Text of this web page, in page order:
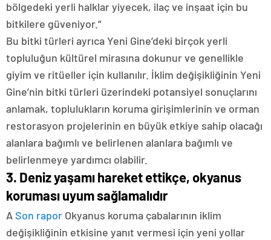
bölgedeki yerli halklar yiyecek, ilaç ve inşaat için bu
bitkilere güveniyor.”
Bu bitki türleri ayrıca Yeni Gine’deki birçok yerli
topluluğun kültürel mirasına dokunur ve genellikle
giyim ve ritüeller için kullanılır. İklim değişikliğinin Yeni
Gine’nin bitki türleri üzerindeki potansiyel sonuçlarını
anlamak, toplulukların koruma girişimlerinin ve orman
restorasyon projelerinin en büyük etkiye sahip olacağı
alanlara bağımlı ve belirlenen alanlara bağımlı ve
belirlenmeye yardımcı olabilir.
3. Deniz yaşamı hareket ettikçe, okyanus
koruması uyum sağlamalıdır
ASon rapor Okyanus koruma çabalarının iklim
değişikliğinin etkisine yanıt vermesi için yeni yollar